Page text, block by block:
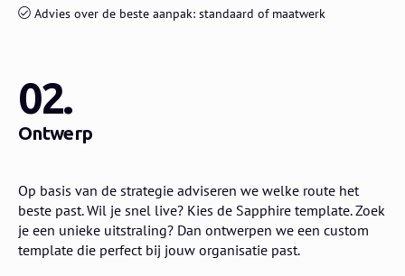
Advies over de beste aanpak: standaard of maatwerk
02.
Ontwerp
Op basis van de strategie adviseren we welke route het
beste past. Wil je snel live? Kies de Sapphire template. Zoek
je een unieke uitstraling? Dan ontwerpen we een custom
template die perfect bij jouw organisatie past.